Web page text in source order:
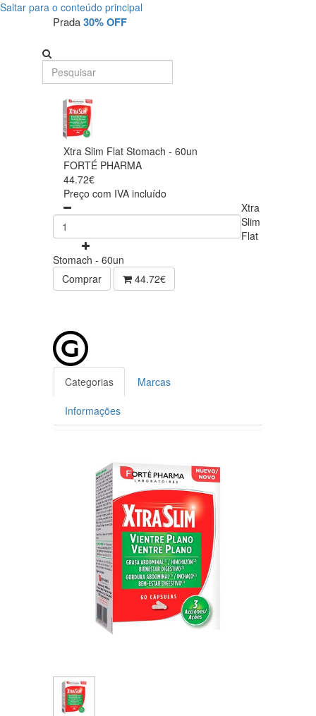
Saltar para o conteúdo principal
Prada30% OFF
Xtra Slim Flat Stomach - 60un
FORTÉ PHARMA
44.72€
Preço com IVA incluído
Xtra
Slim
Flat
Stomach - 60un
Comprar
44.72€
Categorias Marcas
Informações